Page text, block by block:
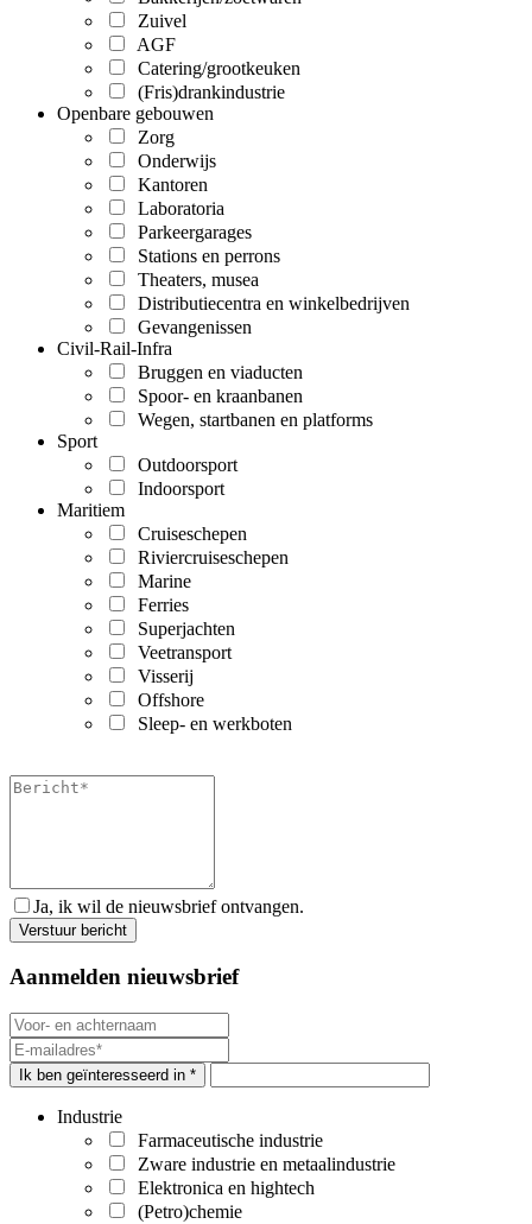
Zuivel
AGF
Catering/grootkeuken
(Fris)drankindustrie
Openbare gebouwen
Zorg
Onderwijs
Kantoren
Laboratoria
Parkeergarages
Stations en perrons
Theaters, musea
Distributiecentra en winkelbedrijven
Gevangenissen
Civil-Rail-Infra
Bruggen en viaducten
Spoor- en kraanbanen
Wegen, startbanen en platforms
Sport
Outdoorsport
Indoorsport
Maritiem
Cruiseschepen
Riviercruiseschepen
Marine
Ferries
Superjachten
Veetransport
Visserij
Offshore
Sleep- en werkboten
Ja, ik wil de nieuwsbrief ontvangen.
Aanmelden nieuwsbrief
Ik ben geïnteresseerd in *
Industrie
Farmaceutische industrie
Zware industrie en metaalindustrie
Elektronica en hightech
(Petro)chemie